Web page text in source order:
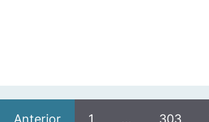
Anterior 1 … 303